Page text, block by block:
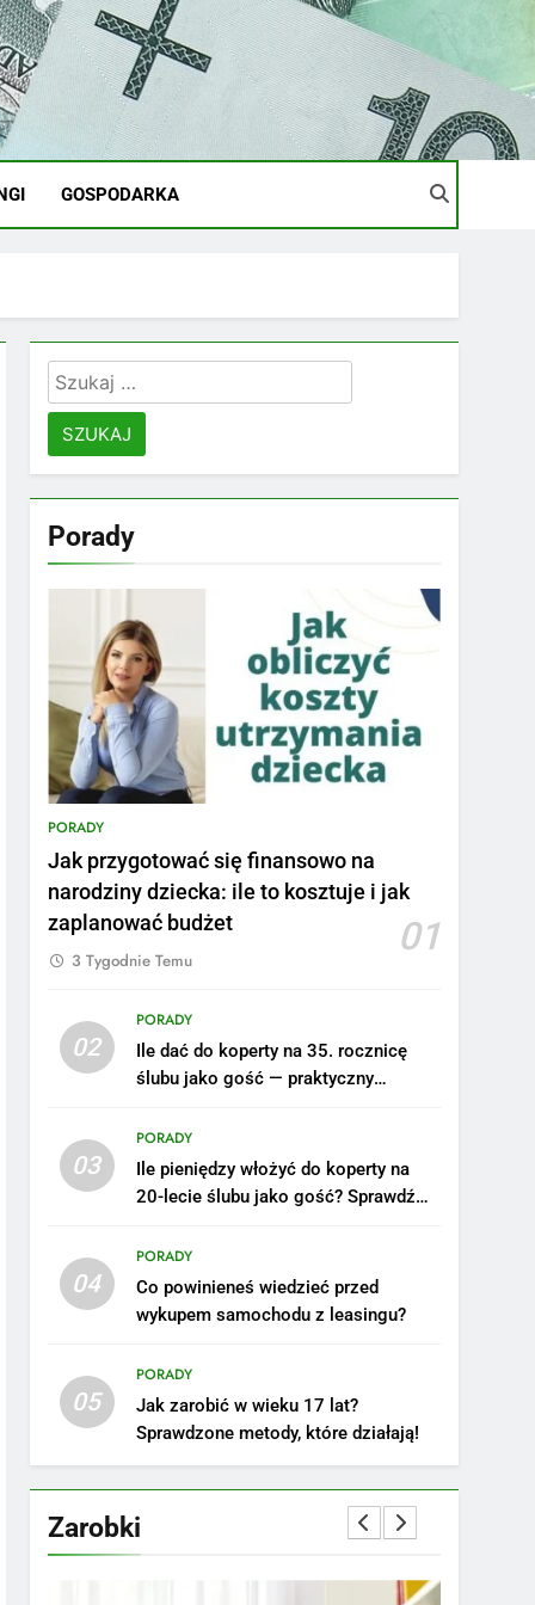
GOSPODARKA
Szukaj:
Porady
PORADY
Jak przygotować się finansowo na
narodziny dziecka: ile to kosztuje i jak
zaplanować budżet
01
3 Tygodnie Temu
02
PORADY
Ile dać do koperty na 35. rocznicę
ślubu jako gość — praktyczny
03
PORADY
Ile pieniędzy włożyć do koperty na
20-lecie ślubu jako gość? Sprawdź
04
PORADY
Co powinieneś wiedzieć przed
wykupem samochodu z leasingu?
05
PORADY
Jak zarobić w wieku 17 lat?
Sprawdzone metody, które działają!
Zarobki
na tym stanowisku
ZAROBKI
szkole: pomysły i